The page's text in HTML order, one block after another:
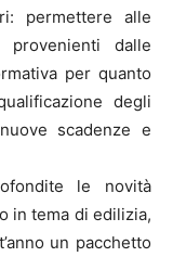
permettere alle
dalle
per quanto
degli
scadenze e
le novità
in tema di edilizia,
un pacchetto